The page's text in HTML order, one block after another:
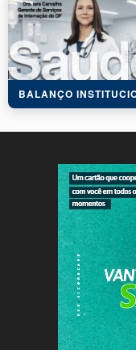
BALANÇO